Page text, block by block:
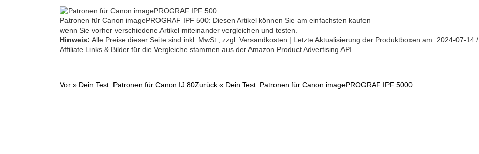
Patronen für Canon imagePROGRAF IPF 500: Diesen Artikel können Sie am einfachsten kaufen
wenn Sie vorher verschiedene Artikel miteinander vergleichen und testen.
Hinweis: Alle Preise dieser Seite sind inkl. MwSt., zzgl. Versandkosten | Letzte Aktualisierung der Produktboxen am: 2024-07-14 /
Affiliate Links & Bilder für die Vergleiche stammen aus der Amazon Product Advertising API
Vor » Dein Test: Patronen für Canon IJ 80Zurück « Dein Test: Patronen für Canon imagePROGRAF IPF 5000